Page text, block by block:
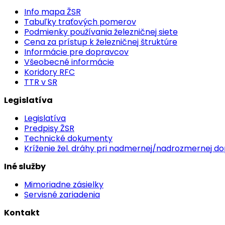
Info mapa ŽSR
Tabuľky traťových pomerov
Podmienky používania železničnej siete
Cena za prístup k železničnej štruktúre
Informácie pre dopravcov
Všeobecné informácie
Koridory RFC
TTR v SR
Legislatíva
Legislatíva
Predpisy ŽSR
Technické dokumenty
Kríženie žel. dráhy pri nadmernej/nadrozmernej
Iné služby
Mimoriadne zásielky
Servisné zariadenia
Kontakt